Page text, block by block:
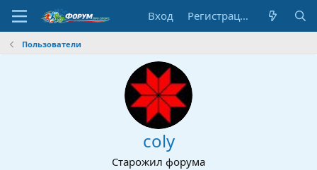
Вход Регистрация
Пользователи
coly
Старожил форума